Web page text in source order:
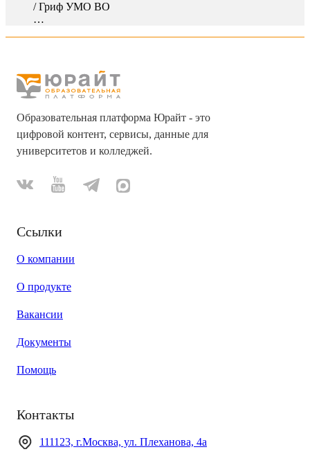
/Гриф УМО ВО
…
Образовательная платформа Юрайт - это
цифровой контент, сервисы, данные для
университетов и колледжей.
Ссылки
О компании
О продукте
Вакансии
Документы
Помощь
Контакты
111123, г.Москва, ул. Плеханова, 4а